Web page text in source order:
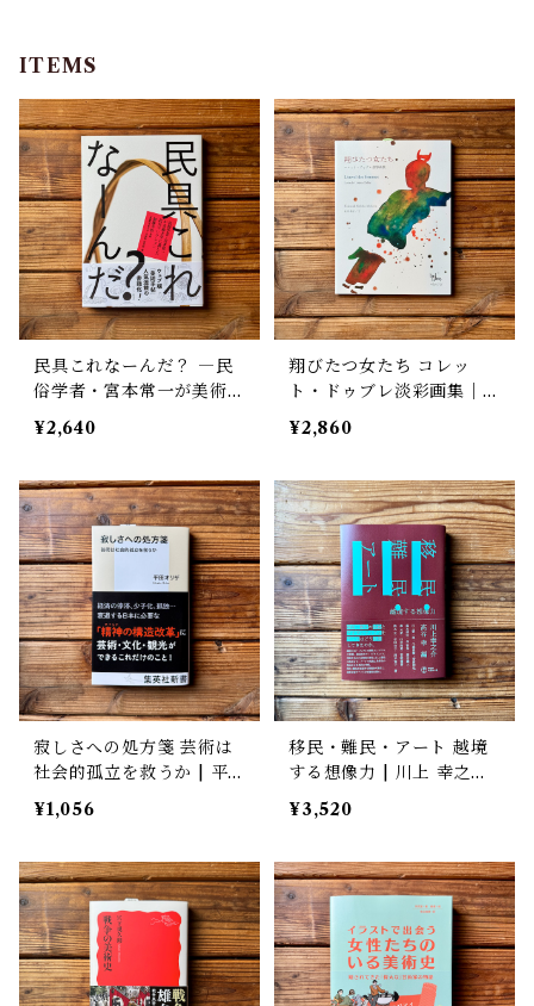
ITEMS
民具これなーんだ？ ―民
俗学者・宮本常一が美術大
学に遺した民具コレクショ
ン | 加藤幸治(監修), 武蔵
館(編)
¥2,640
翔びたつ女たち コレッ
ト・ドゥブレ淡彩画集｜コ
レット・ドゥブレ(文・
絵), 石川美子(著・訳)
¥2,860
寂しさへの処方箋 芸術は
社会的孤立を救うか | 平
田 オリザ
¥1,056
移民・難民・アート 越境
する想像力 | 川上 幸之助
（編著） , 髙谷 幸（編
著）
¥3,520